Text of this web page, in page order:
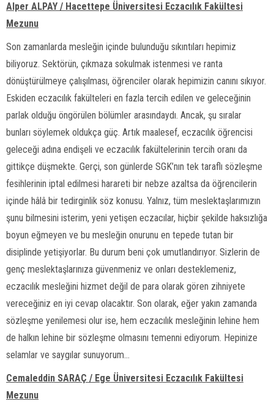
Alper ALPAY / Hacettepe Üniversitesi Eczacılık Fakültesi
Mezunu
Son zamanlarda mesleğin içinde bulunduğu sıkıntıları hepimiz
biliyoruz. Sektörün, çıkmaza sokulmak istenmesi ve ranta
dönüştürülmeye çalışılması, öğrenciler olarak hepimizin canını sıkıyor.
Eskiden eczacılık fakülteleri en fazla tercih edilen ve geleceğinin
parlak olduğu öngörülen bölümler arasındaydı. Ancak, şu sıralar
bunları söylemek oldukça güç. Artık maalesef, eczacılık öğrencisi
geleceği adına endişeli ve eczacılık fakültelerinin tercih oranı da
gittikçe düşmekte. Gerçi, son günlerde SGK’nın tek taraflı sözleşme
fesihlerinin iptal edilmesi harareti bir nebze azaltsa da öğrencilerin
içinde hâlâ bir tedirginlik söz konusu. Yalnız, tüm meslektaşlarımızın
şunu bilmesini isterim, yeni yetişen eczacılar, hiçbir şekilde haksızlığa
boyun eğmeyen ve bu mesleğin onurunu en tepede tutan bir
disiplinde yetişiyorlar. Bu durum beni çok umutlandırıyor. Sizlerin de
genç meslektaşlarınıza güvenmeniz ve onları desteklemeniz,
eczacılık mesleğini hizmet değil de para olarak gören zihniyete
vereceğiniz en iyi cevap olacaktır. Son olarak, eğer yakın zamanda
sözleşme yenilemesi olur ise, hem eczacılık mesleğinin lehine hem
de halkın lehine bir sözleşme olmasını temenni ediyorum. Hepinize
selamlar ve saygılar sunuyorum…
Cemaleddin SARAÇ / Ege Üniversitesi Eczacılık Fakültesi
Mezunu